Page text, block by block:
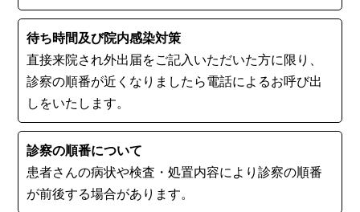
待ち時間及び院内感染対策
直接来院され外出届をご記入いただいた方に限り、
診察の順番が近くなりましたら電話によるお呼び出
しをいたします。
診察の順番について
患者さんの病状や検査・処置内容により診察の順番
が前後する場合があります。